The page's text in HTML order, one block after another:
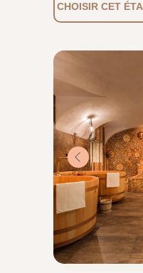
CHOISIR CET